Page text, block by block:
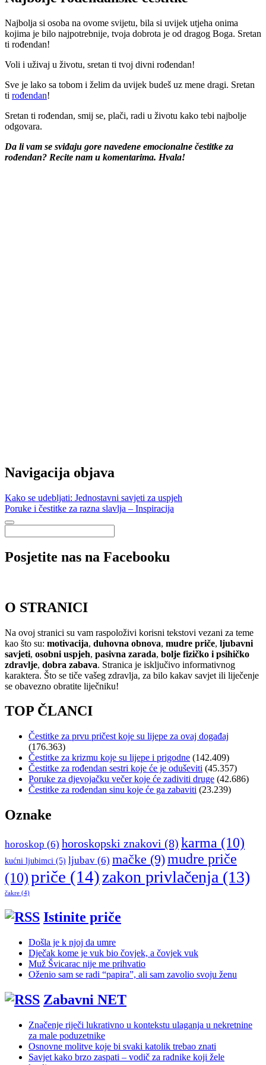
Najbolja si osoba na ovome svijetu, bila si uvijek utjeha onima
kojima je bilo najpotrebnije, tvoja dobrota je od dragog Boga. Sretan
ti rođendan!
Voli i uživaj u životu, sretan ti tvoj divni rođendan!
Sve je lako sa tobom i želim da uvijek budeš uz mene dragi. Sretan
ti rođendan!
Sretan ti rođendan, smij se, plači, radi u životu kako tebi najbolje
odgovara.
Da li vam se sviđaju gore navedene emocionalne čestitke za
rođendan? Recite nam u komentarima. Hvala!
Navigacija objava
Kako se udebljati: Jednostavni savjeti za uspjeh
Poruke i čestitke za razna slavlja – Inspiracija
Posjetite nas na Facebooku
O STRANICI
Na ovoj stranici su vam raspoloživi korisni tekstovi vezani za teme
kao što su: motivacija, duhovna obnova, mudre priče, ljubavni
savjeti, osobni uspjeh, pasivna zarada, bolje fizičko i psihičko
zdravlje, dobra zabava. Stranica je isključivo informativnog
karaktera. Što se tiče vašeg zdravlja, za bilo kakav savjet ili liječenje
se obavezno obratite liječniku!
TOP ČLANCI
Čestitke za prvu pričest koje su lijepe za ovaj događaj
(176.363)
Čestitke za krizmu koje su lijepe i prigodne (142.409)
Čestitke za rođendan sestri koje će je oduševiti (45.357)
Poruke za djevojačku večer koje će zadiviti druge (42.686)
Čestitke za rođendan sinu koje će ga zabaviti (23.239)
Oznake
horoskop (6) horoskopski znakovi (8) karma (10)
kućni ljubimci (5) ljubav (6) mačke (9)mudre priče
(10)priče (14)zakon privlačenja (13)
čakre (4)
Istinite priče
Došla je k njoj da umre
Dječak kome je vuk bio čovjek, a čovjek vuk
Muž Švicarac nije me prihvatio
Oženio sam se radi “papira”, ali sam zavolio svoju ženu
Zabavni NET
Značenje riječi lukrativno u kontekstu ulaganja u nekretnine
za male poduzetnike
Osnovne molitve koje bi svaki katolik trebao znati
Savjet kako brzo zaspati – vodič za radnike koji žele